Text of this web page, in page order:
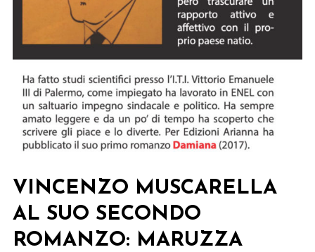
VINCENZO MUSCARELLA
AL SUO SECONDO
ROMANZO: MARUZZA